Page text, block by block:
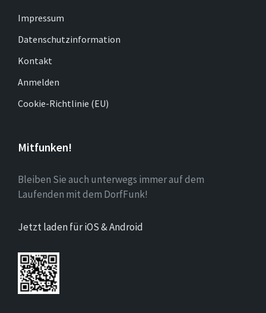
Impressum
Datenschutzinformation
Kontakt
Anmelden
Cookie-Richtlinie (EU)
Mitfunken!
Bleiben Sie auch unterwegs immer auf dem
Laufenden mit dem DorfFunk!
Jetzt laden für iOS & Android